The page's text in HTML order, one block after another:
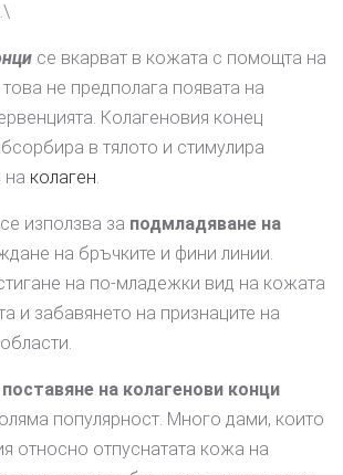
.\
се вкарват в кожата с помощта на
не предполага появата на
Колагеновия конец
в тялото и стимулира
на колаген.
използва за подмладяване на
на бръчките и фини линии.
на по-младежки вид на кожата
и забавянето на признаците на
поставяне на колагенови конци
популярност. Много дами, които
относно отпуснатата кожа на